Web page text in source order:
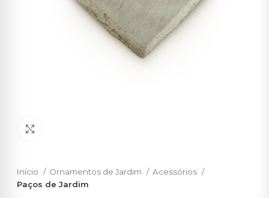
Início Ornamentos de Jardim
Acessórios
Paços de Jardim